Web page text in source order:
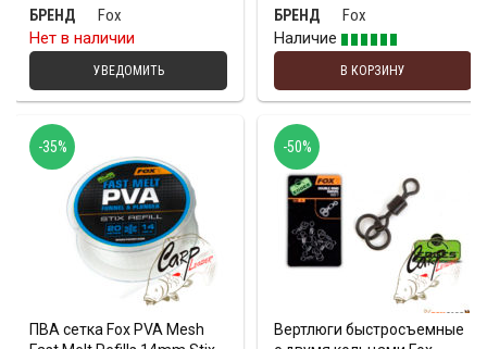
БРЕНД
Fox
Нет в наличии
УВЕДОМИТЬ
БРЕНД
Fox
Наличие
В КОРЗИНУ
ПВА сетка Fox PVA Mesh
-35%
Вертлюги быстросъемные
-50%